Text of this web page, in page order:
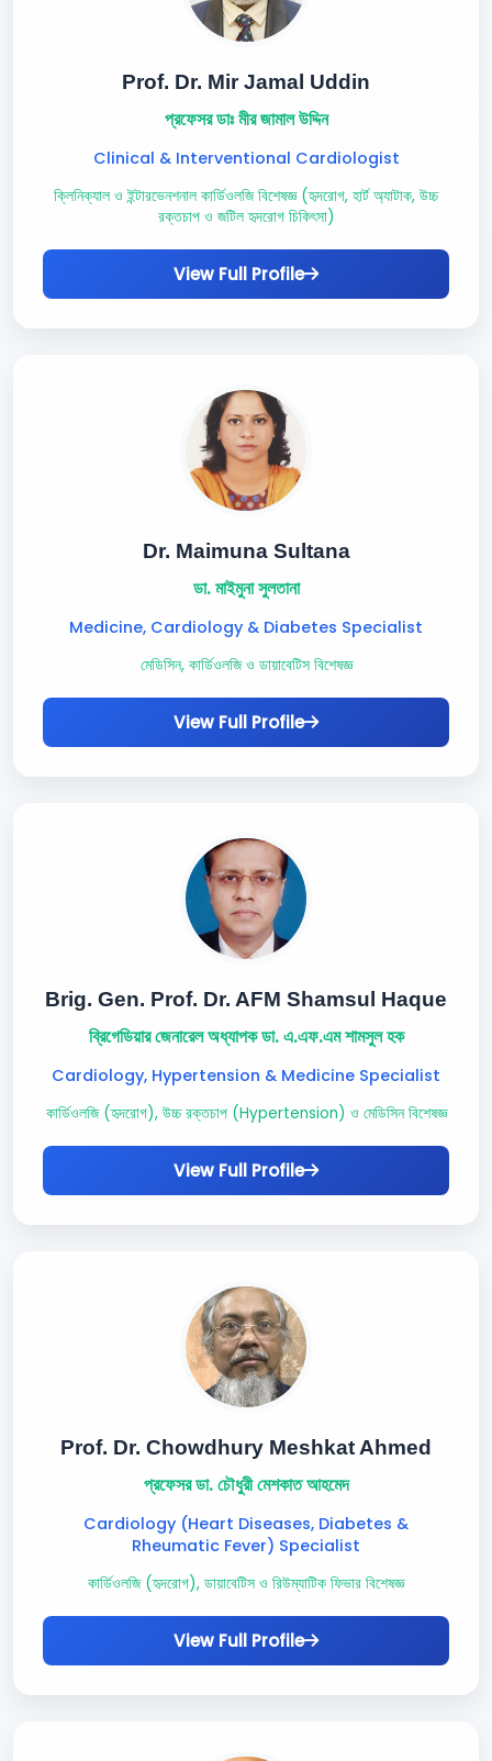
Prof. Dr. Mir Jamal Uddin
প্রফেসর ডাঃ মীর জামাল উদ্দিন
Clinical & Interventional Cardiologist
ক্লিনিক্যাল ও ইন্টারভেনশনাল কার্ডিওলজি বিশেষজ্ঞ (হৃদরোগ, হার্ট অ্যাটাক, উচ্চ
রক্তচাপ ও জটিল হৃদরোগ চিকিৎসা)
View Full Profile
Dr. Maimuna Sultana
ডা. মাইমুনা সুলতানা
Medicine, Cardiology & Diabetes Specialist
মেডিসিন, কার্ডিওলজি ও ডায়াবেটিস বিশেষজ্ঞ
View Full Profile
Brig. Gen. Prof. Dr. AFM Shamsul Haque
ব্রিগেডিয়ার জেনারেল অধ্যাপক ডা. এ.এফ.এম শামসুল হক
Cardiology, Hypertension & Medicine Specialist
কার্ডিওলজি (হৃদরোগ), উচ্চ রক্তচাপ (Hypertension) ও মেডিসিন বিশেষজ্ঞ
View Full Profile
Prof. Dr. Chowdhury Meshkat Ahmed
প্রফেসর ডা. চৌধুরী মেশকাত আহমেদ
Cardiology (Heart Diseases, Diabetes &
Rheumatic Fever) Specialist
কার্ডিওলজি (হৃদরোগ), ডায়াবেটিস ও রিউম্যাটিক ফিভার বিশেষজ্ঞ
View Full Profile